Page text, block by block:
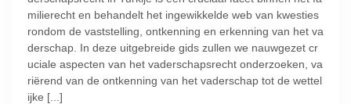
milierecht en behandelt het ingewikkelde web van kwesties
rondom de vaststelling, ontkenning en erkenning van het va
derschap. In deze uitgebreide gids zullen we nauwgezet cr
uciale aspecten van het vaderschapsrecht onderzoeken, va
riërend van de ontkenning van het vaderschap tot de wettel
ijke [...]